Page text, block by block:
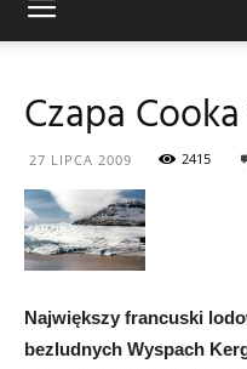
Czapa
27 LIPCA 2009 2415
Największy francuski
bezludnych Wyspach